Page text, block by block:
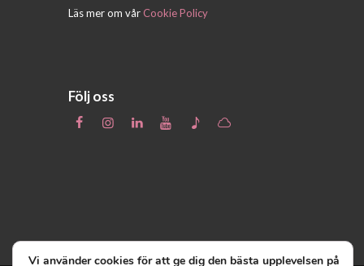
Läs mer om vårCookie Policy
Följ oss
Vi använder cookies för att ge dig den bästa upplevelsen på